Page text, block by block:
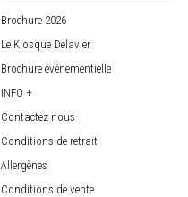
Brochure 2026
Le Kiosque Delavier
Brochure événementielle
INFO +
Contactez nous
Conditions de retrait
Allergènes
Conditions de vente